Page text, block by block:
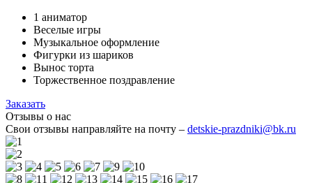
1 аниматор
Веселые игры
Музыкальное оформление
Фигурки из шариков
Вынос торта
Торжественное поздравление
Заказать
Отзывы о нас
Свои отзывы направляйте на почту – detskie-prazdniki@bk.ru